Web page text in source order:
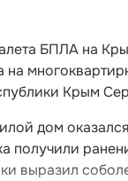
БПЛА на
на
Крым
дом
получили
выразил